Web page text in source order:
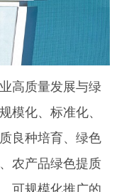
高质量发展与绿
模化、标准化、
良种培育、绿色
农产品绿色提质
可规模化推广的